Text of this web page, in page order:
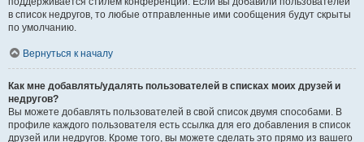
в список недругов, то любые отправленные ими сообщения будут скрыты
по умолчанию.
Вернуться к началу
Как мне добавлять/удалять пользователей в списках моих друзей и
недругов?
Вы можете добавлять пользователей в свой список двумя способами. В
профиле каждого пользователя есть ссылка для его добавления в список
друзей или недругов. Кроме того, вы можете сделать это прямо из вашего